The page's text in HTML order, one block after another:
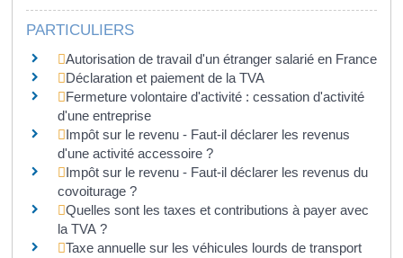
PARTICULIERS
Autorisation de travail d'un étranger salarié en France
Déclaration et paiement de la TVA
Fermeture volontaire d'activité : cessation d'activité
d'une entreprise
Impôt sur le revenu - Faut-il déclarer les revenus
d'une activité accessoire ?
Impôt sur le revenu - Faut-il déclarer les revenus du
covoiturage ?
Quelles sont les taxes et contributions à payer avec
la TVA ?
Taxe annuelle sur les véhicules lourds de transport